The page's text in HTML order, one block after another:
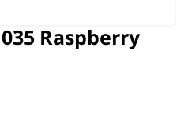
Raspberry